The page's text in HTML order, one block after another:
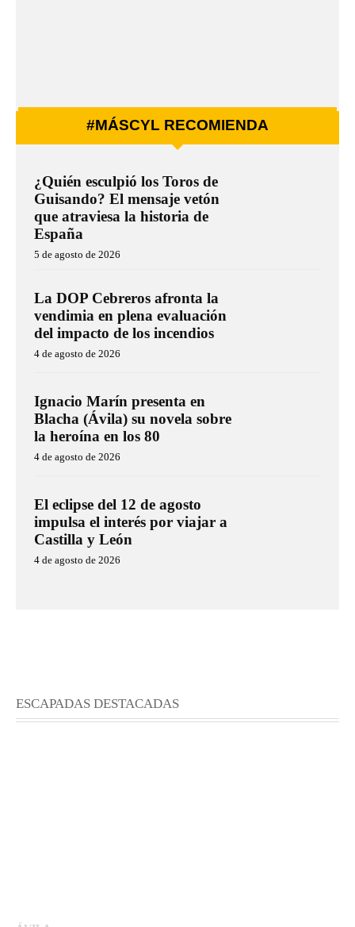
#MÁSCYL RECOMIENDA
¿Quién esculpió los Toros de
Guisando? El mensaje vetón
que atraviesa la historia de
España
5 de agosto de 2026
La DOP Cebreros afronta la
vendimia en plena evaluación
del impacto de los incendios
4 de agosto de 2026
Ignacio Marín presenta en
Blacha (Ávila) su novela sobre
la heroína en los 80
4 de agosto de 2026
El eclipse del 12 de agosto
impulsa el interés por viajar a
Castilla y León
4 de agosto de 2026
ESCAPADAS DESTACADAS